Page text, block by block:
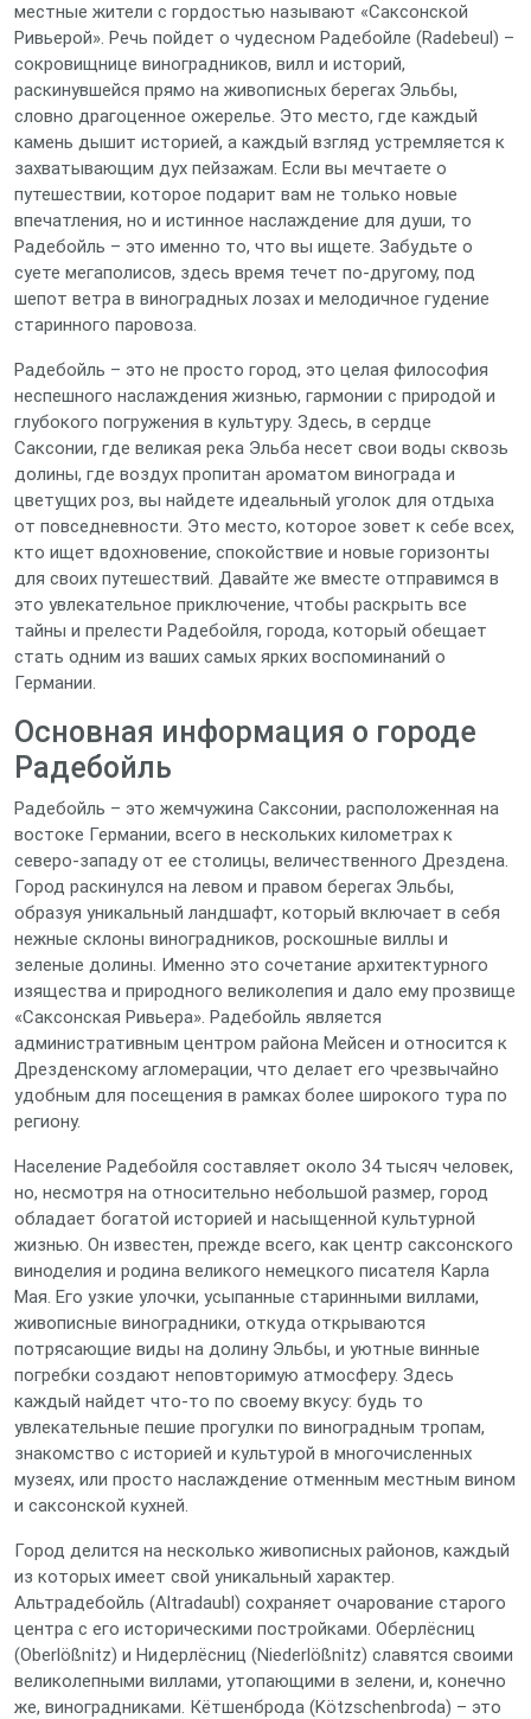
местные жители с гордостью называют «Саксонской
Ривьерой». Речь пойдет о чудесном Радебойле (Radebeul) –
сокровищнице виноградников, вилл и историй,
раскинувшейся прямо на живописных берегах Эльбы,
словно драгоценное ожерелье. Это место, где каждый
камень дышит историей, а каждый взгляд устремляется к
захватывающим дух пейзажам. Если вы мечтаете о
путешествии, которое подарит вам не только новые
впечатления, но и истинное наслаждение для души, то
Радебойль – это именно то, что вы ищете. Забудьте о
суете мегаполисов, здесь время течет по-другому, под
шепот ветра в виноградных лозах и мелодичное гудение
старинного паровоза.
Радебойль – это не просто город, это целая философия
неспешного наслаждения жизнью, гармонии с природой и
глубокого погружения в культуру. Здесь, в сердце
Саксонии, где великая река Эльба несет свои воды сквозь
долины, где воздух пропитан ароматом винограда и
цветущих роз, вы найдете идеальный уголок для отдыха
от повседневности. Это место, которое зовет к себе всех,
кто ищет вдохновение, спокойствие и новые горизонты
для своих путешествий. Давайте же вместе отправимся в
это увлекательное приключение, чтобы раскрыть все
тайны и прелести Радебойля, города, который обещает
стать одним из ваших самых ярких воспоминаний о
Германии.
Основная информация о городе
Радебойль
Радебойль – это жемчужина Саксонии, расположенная на
востоке Германии, всего в нескольких километрах к
северо-западу от ее столицы, величественного Дрездена.
Город раскинулся на левом и правом берегах Эльбы,
образуя уникальный ландшафт, который включает в себя
нежные склоны виноградников, роскошные виллы и
зеленые долины. Именно это сочетание архитектурного
изящества и природного великолепия и дало ему прозвище
«Саксонская Ривьера». Радебойль является
административным центром района Мейсен и относится к
Дрезденскому агломерации, что делает его чрезвычайно
удобным для посещения в рамках более широкого тура по
региону.
Население Радебойля составляет около 34 тысяч человек,
но, несмотря на относительно небольшой размер, город
обладает богатой историей и насыщенной культурной
жизнью. Он известен, прежде всего, как центр саксонского
виноделия и родина великого немецкого писателя Карла
Мая. Его узкие улочки, усыпанные старинными виллами,
живописные виноградники, откуда открываются
потрясающие виды на долину Эльбы, и уютные винные
погребки создают неповторимую атмосферу. Здесь
каждый найдет что-то по своему вкусу: будь то
увлекательные пешие прогулки по виноградным тропам,
знакомство с историей и культурой в многочисленных
музеях, или просто наслаждение отменным местным вином
и саксонской кухней.
Город делится на несколько живописных районов, каждый
из которых имеет свой уникальный характер.
Альтрадебойль (Altradaubl) сохраняет очарование старого
центра с его историческими постройками. Оберлёсниц
(Oberlößnitz) и Нидерлёсниц (Niederlößnitz) славятся своими
великолепными виллами, утопающими в зелени, и, конечно
же, виноградниками. Кётшенброда (Kötzschenbroda) – это